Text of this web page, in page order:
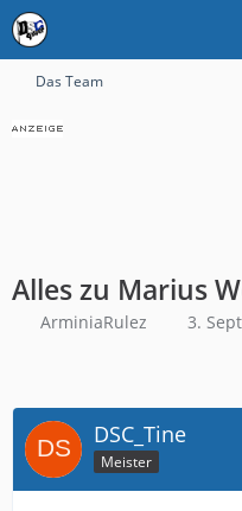
Das Team
Alles zu Marius
ArminiaRulez 3.
DSC_Tine
Meister